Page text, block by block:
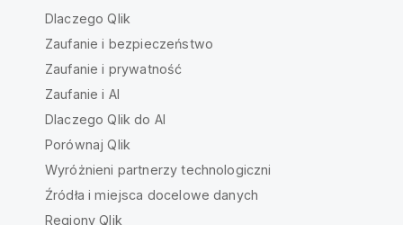
Dlaczego Qlik
Zaufanie i bezpieczeństwo
Zaufanie i prywatność
Zaufanie i AI
Dlaczego Qlik do AI
Porównaj Qlik
Wyróżnieni partnerzy technologiczni
Źródła i miejsca docelowe danych
Regiony Qlik